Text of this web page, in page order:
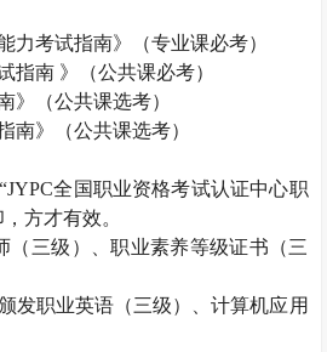
力考试指南》（专业课必考）
指南 》（公共课必考）
》（公共课选考）
南》（公共课选考）
JYPC全国职业资格考试认证中心职
方才有效。
（三级）、职业素养等级证书（三
发职业英语（三级）、计算机应用